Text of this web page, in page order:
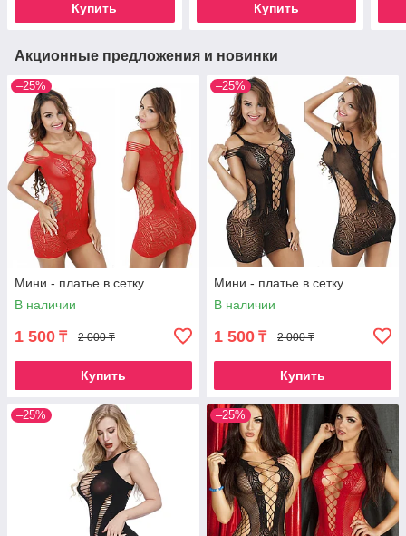
Купить Купить
Акционные предложения и новинки
–25%
Мини - платье в сетку.
В наличии
1 500 ₸ 2 000 ₸
Купить
–25%
Мини - платье в сетку.
В наличии
1 500 ₸ 2 000 ₸
Купить
–25% –25%